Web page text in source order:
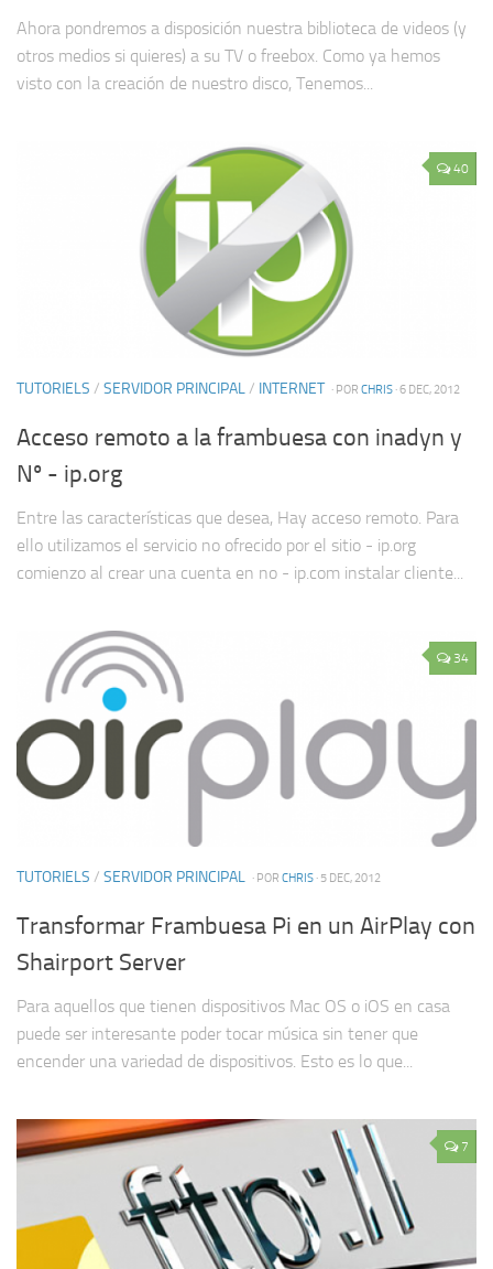
Ahora pondremos a disposición nuestra biblioteca de videos (y
otros medios si quieres) a su TV o freebox. Como ya hemos
visto con la creación de nuestro disco, Tenemos...
40
TUTORIELS / SERVIDOR PRINCIPAL/ INTERNET · POR CHRIS · 6 DEC, 2012
Acceso remoto a la frambuesa con inadyn y
Nº - ip.org
Entre las características que desea, Hay acceso remoto. Para
ello utilizamos el servicio no ofrecido por el sitio - ip.org
comienzo al crear una cuenta en no - ip.com instalar cliente...
34
TUTORIELS / SERVIDOR PRINCIPAL · POR CHRIS · 5 DEC, 2012
Transformar Frambuesa Pi en un AirPlay con
Shairport Server
Para aquellos que tienen dispositivos Mac OS o iOS en casa
puede ser interesante poder tocar música sin tener que
encender una variedad de dispositivos. Esto es lo que...
7